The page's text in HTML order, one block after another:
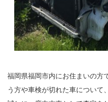
福岡県福岡市内にお住まいの方
う方や車検が切れた車について